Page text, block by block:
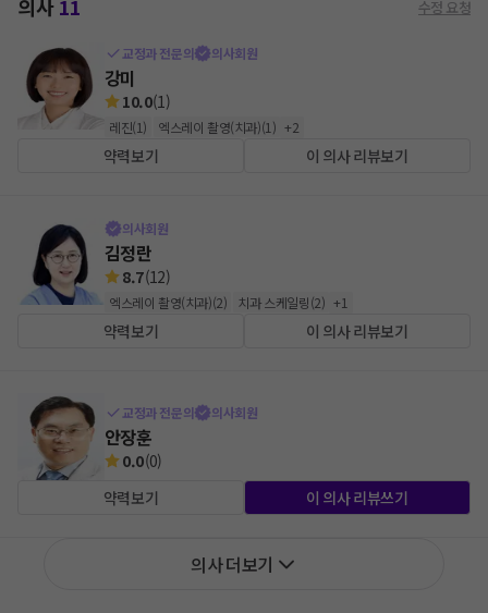
의사11 수정 요청
교정과 전문의 의사회원
강미
10.0(1)
레진(1) 엑스레이 촬영(치과)(1 ) +2
약력보기 이 의사 리뷰보기
의사회원
김정란
8.7(12)
엑스레이 촬영(치과)(2) 치과 스케일링(2) +1
약력보기 이 의사 리뷰보기
교정과 전문의 의사회원
안장훈
0.0(0)
약력보기
이 의사 리뷰쓰기
의사 더보기